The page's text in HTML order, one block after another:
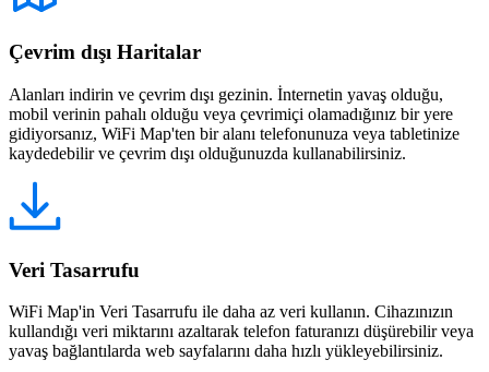
Çevrim dışı Haritalar
Alanları indirin ve çevrim dışı gezinin. İnternetin yavaş olduğu,
mobil verinin pahalı olduğu veya çevrimiçi olamadığınız bir yere
gidiyorsanız, WiFi Map'ten bir alanı telefonunuza veya tabletinize
kaydedebilir ve çevrim dışı olduğunuzda kullanabilirsiniz.
Veri Tasarrufu
WiFi Map'in Veri Tasarrufu ile daha az veri kullanın. Cihazınızın
kullandığı veri miktarını azaltarak telefon faturanızı düşürebilir veya
yavaş bağlantılarda web sayfalarını daha hızlı yükleyebilirsiniz.